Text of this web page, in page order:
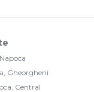
Gheorgheni
Central